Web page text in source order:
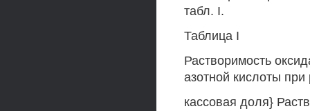
табл. I.
Таблица I
Растворимость
азотной кислоты
кассовая доля}